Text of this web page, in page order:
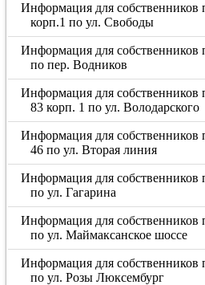
Информация для
корп.1 по ул. Свободы
Информация для
по пер. Водников
Информация для
83 корп. 1 по ул. Володарского
Информация для
46 по ул. Вторая линия
Информация для
по ул. Гагарина
Информация для
по ул. Маймаксанское шоссе
Информация для
по ул. Розы Люксембург